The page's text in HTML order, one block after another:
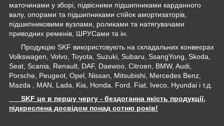
маточинами у зборі, підвісними підшипниками карданного
валу, опорами та підшипниками стійок амортизаторів,
підшипниковими вузлами, роликами та натягувачами
приводних ременів, ШРУСами та ін.
Продукцію SKF використовують на складальних конвеєрах
Volkswagen, Volvo, Toyota, Suzuki, Subaru, SsangYong, Skoda,
Seat, Scania, Renault, DAF, Daewoo, Citroen, BMW, Audi,
Porsche, Peugeot, Opel, Nissan, Mitsubishi, Mercedes Benz,
Mazda , MAN, Lada, Kia, Honda, Ford, Fiat, Iveco, Hyundai і т.д.
SKF це в першу чергу - бездоганна якість продукції,
підкреслена досвідом понад сотню років!